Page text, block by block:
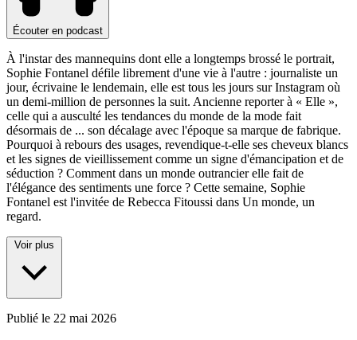
Écouter en podcast
À l'instar des mannequins dont elle a longtemps brossé le portrait,
Sophie Fontanel défile librement d'une vie à l'autre : journaliste un
jour, écrivaine le lendemain, elle est tous les jours sur Instagram où
un demi-million de personnes la suit. Ancienne reporter à « Elle »,
celle qui a ausculté les tendances du monde de la mode fait
désormais de ... son décalage avec l'époque sa marque de fabrique.
Pourquoi à rebours des usages, revendique-t-elle ses cheveux blancs
et les signes de vieillissement comme un signe d'émancipation et de
séduction ? Comment dans un monde outrancier elle fait de
l'élégance des sentiments une force ? Cette semaine, Sophie
Fontanel est l'invitée de Rebecca Fitoussi dans Un monde, un
regard.
Voir plus
Publié le 22 mai 2026